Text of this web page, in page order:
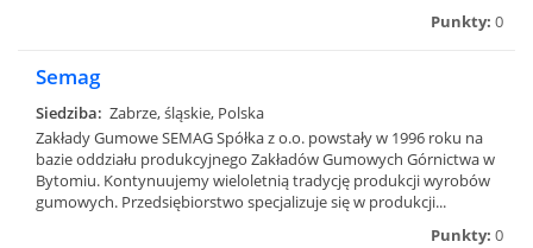
Punkty: 0
Semag
Siedziba: Zabrze, śląskie, Polska
Zakłady Gumowe SEMAG Spółka z o.o. powstały w 1996 roku na
bazie oddziału produkcyjnego Zakładów Gumowych Górnictwa w
Bytomiu. Kontynuujemy wieloletnią tradycję produkcji wyrobów
gumowych. Przedsiębiorstwo specjalizuje się w produkcji...
Punkty: 0